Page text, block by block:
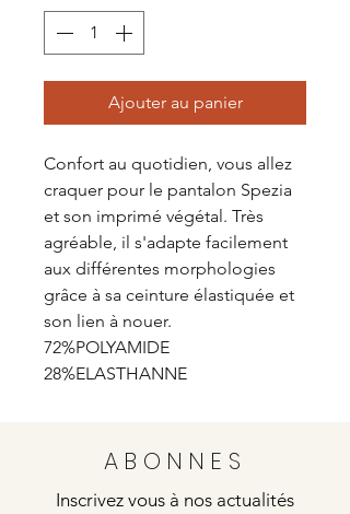
Ajouter au panier
Confort au quotidien, vous allez
craquer pour le pantalon Spezia
et son imprimé végétal. Très
agréable, il s'adapte facilement
aux différentes morphologies
grâce à sa ceinture élastiquée et
son lien à nouer.
72%POLYAMIDE
28%ELASTHANNE
ABONNES
Inscrivez vous à nos actualités